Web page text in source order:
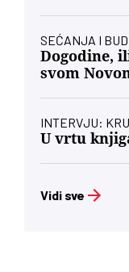
SEĆANJA I
Dogodine,
svom
INTERVJU:
U vrtu
Vidi sve